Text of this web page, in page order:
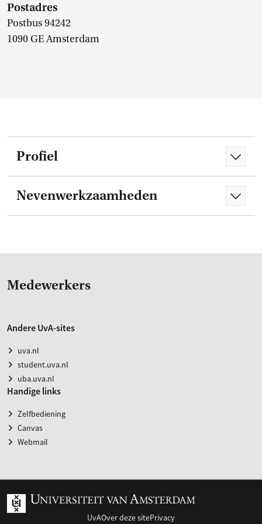
Postadres
Postbus 94242
1090 GE Amsterdam
Profiel
Nevenwerkzaamheden
Medewerkers
Andere UvA-sites
uva.nl
student.uva.nl
uba.uva.nl
Handige links
Zelfbediening
Canvas
Webmail
UvAOver deze sitePrivacy